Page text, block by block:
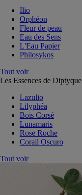
Ilio
Orphéon
Fleur de peau
Eau des Sens
L'Eau Papier
Philosykos
Tout voir
Les Essences de Diptyque
Lazulio
Lilyphéa
Bois Corsé
Lunamaris
Rose Roche
Corail Oscuro
Tout voir